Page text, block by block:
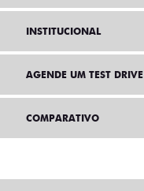
INSTITUCIONAL
AGENDE UM TEST DRIVE
COMPARATIVO